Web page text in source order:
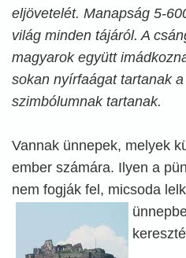
eljövetelét. Manapság 5-
világ minden tájáról. A
magyarok együtt
sokan nyírfaágat tartanak
szimbólumnak tartanak.
Vannak ünnepek, melyek
ember számára. Ilyen a
nem fogják fel, micsoda